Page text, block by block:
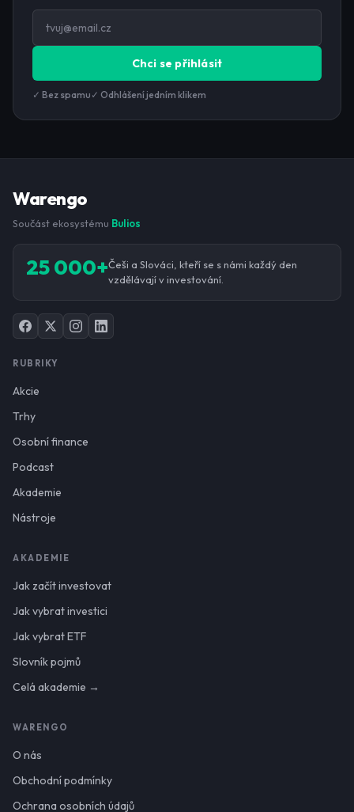
Chci se přihlásit
✓ Bez spamu ✓ Odhlášení jedním klikem
Warengo
Součást ekosystému Bulios
25 000+Češi a Slováci, kteří se s námi každý den
vzdělávají v investování.
RUBRIKY
Akcie
Trhy
Osobní finance
Podcast
Akademie
Nástroje
AKADEMIE
Jak začít investovat
Jak vybrat investici
Jak vybrat ETF
Slovník pojmů
Celá akademie →
WARENGO
O nás
Obchodní podmínky
Ochrana osobních údajů